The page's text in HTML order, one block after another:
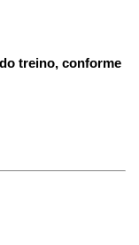
treino, conforme